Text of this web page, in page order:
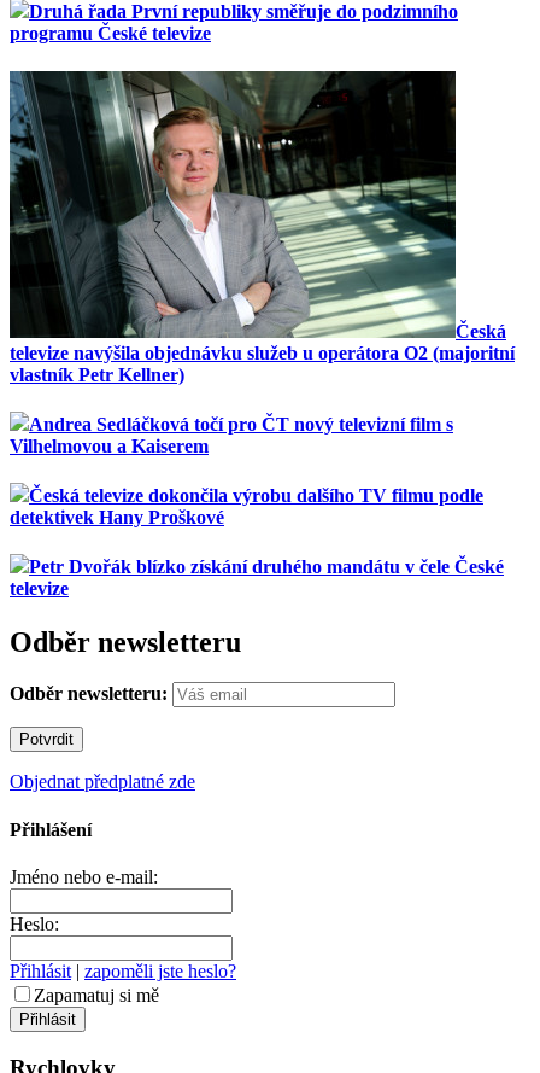
Druhá řada První republiky směřuje do podzimního
programu České televize
Česká
televize navýšila objednávku služeb u operátora O2 (majoritní
vlastník Petr Kellner)
Andrea Sedláčková točí pro ČT nový televizní film s
Vilhelmovou a Kaiserem
Česká televize dokončila výrobu dalšího TV filmu podle
detektivek Hany Proškové
Petr Dvořák blízko získání druhého mandátu v čele České
televize
Odběr newsletteru
Odběr newsletteru:
Objednat předplatné zde
Přihlášení
Jméno nebo e-mail:
Heslo:
Přihlásit | zapoměli jste heslo?
Zapamatuj si mě
Rychlovky